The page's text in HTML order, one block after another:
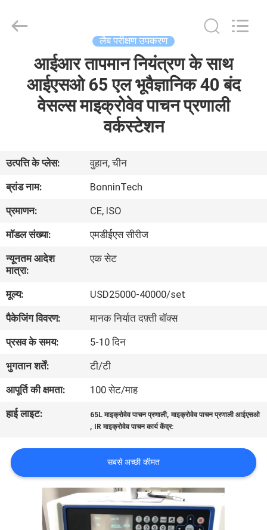
उत्पादों
हमारे
कारखाना
भ्रमण
गुणवत्ता
नियंत्रण
संपर्क
करें
उद्धरण
का
अनुरोध
लैब परीक्षण उपकरण
आईआर तापमान नियंत्रण के साथ
आईएसओ 65 एल भूवैज्ञानिक 40 बंद
वेसल्स माइक्रोवेव पाचन प्रणाली
वर्कस्टेशन
उत्पत्ति के प्लेस:
वुहान, चीन
ब्रांड नाम:
BonninTech
प्रमाणन:
CE, ISO
मॉडल संख्या:
एमडीईएस सीरीज
न्यूनतम आदेश
मात्रा:
एक सेट
मूल्य:
USD25000-40000/set
पैकेजिंग विवरण:
मानक निर्यात दफ़्ती बॉक्स
प्रसव के समय:
5-10 दिन
भुगतान शर्तें:
टी/टी
आपूर्ति की क्षमता:
100 सेट/माह
हाई लाइट:
65L माइक्रोवेव पाचन प्रणाली,माइक्रोवेव पाचन प्रणाली आईएसओ
, IR माइक्रोवेव पाचन कार्य केंद्र:
सबसे अच्छी कीमत